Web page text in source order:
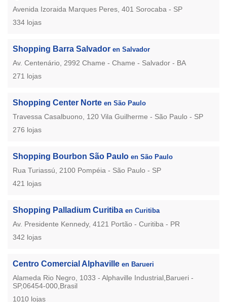
Avenida Izoraida Marques Peres, 401 Sorocaba - SP
334 lojas
Shopping Barra Salvador en Salvador
Av. Centenário, 2992 Chame - Chame - Salvador - BA
271 lojas
Shopping Center Norte en São Paulo
Travessa Casalbuono, 120 Vila Guilherme - São Paulo - SP
276 lojas
Shopping Bourbon São Paulo en São Paulo
Rua Turiassú, 2100 Pompéia - São Paulo - SP
421 lojas
Shopping Palladium Curitiba en Curitiba
Av. Presidente Kennedy, 4121 Portão - Curitiba - PR
342 lojas
Centro Comercial Alphaville en Barueri
Alameda Rio Negro, 1033 - Alphaville Industrial,Barueri -
SP,06454-000,Brasil
1010 lojas